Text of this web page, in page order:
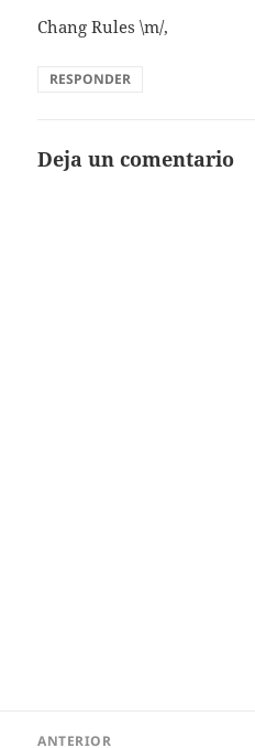
Chang Rules \m/,
RESPONDER
Deja un comentario
ANTERIOR